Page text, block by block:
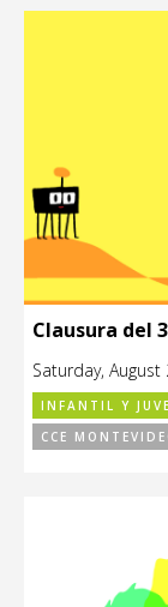
Clausura del
Saturday, August
INFANTIL Y
CCE